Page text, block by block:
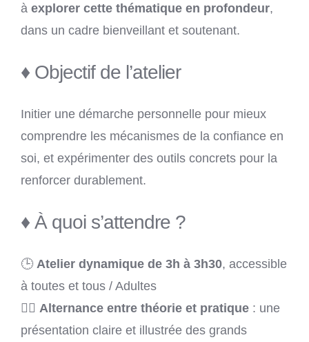
à explorer cette thématique en profondeur,
dans un cadre bienveillant et soutenant.
♦ Objectif de l’atelier
Initier une démarche personnelle pour mieux
comprendre les mécanismes de la confiance en
soi, et expérimenter des outils concrets pour la
renforcer durablement.
♦ À quoi s’attendre ?
🕒 Atelier dynamique de 3h à 3h30, accessible
à toutes et tous / Adultes
🧘‍♀️ Alternance entre théorie et pratique : une
présentation claire et illustrée des grands